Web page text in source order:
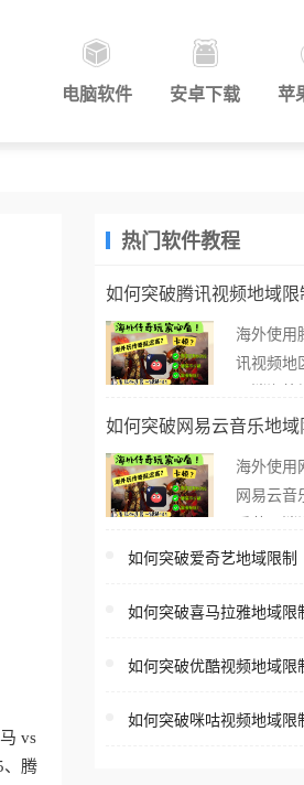
电脑软件 安卓下载 苹
vs
、腾
热门软件教程
如何突破腾讯视频地域限
海外使用
讯视频地
外打开腾
地区无法
海外用户
亚、欧洲
台一样，
地区播放。 遇到这个问
如何突破网易云音乐地域
海外使用
网易云音
在海外打
所在的地
门、台湾
区时，网
如何突破爱奇艺地域限制
如何突破喜马拉雅地域限
如何突破优酷视频地域限
如何突破咪咕视频地域限